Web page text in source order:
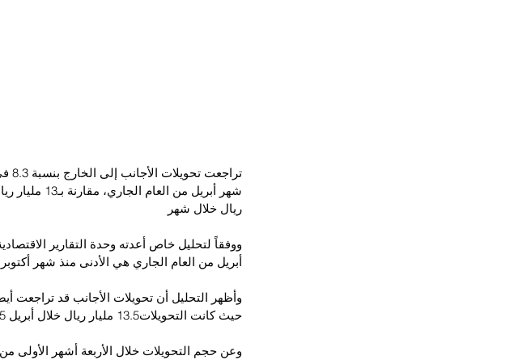
ريال خلال شهر
ووفقاً لتحليل خاص أعدته وحدة التقارير
أبريل من العام الجاري هي الأدنى منذ شهر أكتوبر 2014 والبالغة 10.8 مليار ريال، أي هي الأدنى خلال 18 شهرا.
حيث كانت التحويلات13.5 مليار ريال خلال أبريل 2015، متراجعة بقيمة 1.6 مليار ريال.